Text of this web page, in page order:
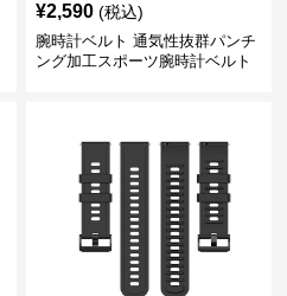
¥2,590 (税込)
腕時計ベルト 通気性抜群パンチ
ング加工スポーツ腕時計ベルト